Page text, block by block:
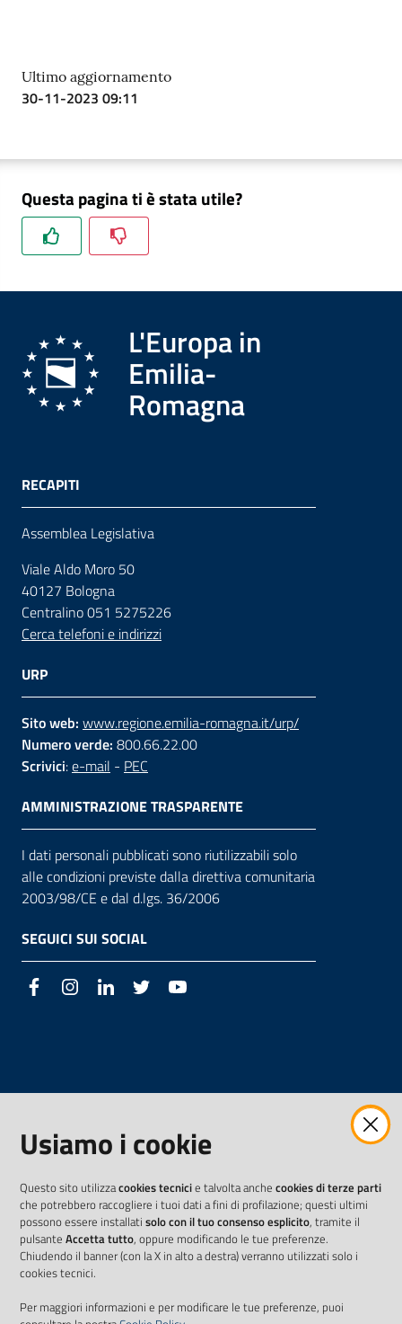
Ultimo aggiornamento
30-11-2023 09:11
Questa pagina ti è stata utile?
L'Europa in
Emilia-
Romagna
RECAPITI
Assemblea Legislativa
Viale Aldo Moro 50
40127 Bologna
Centralino 051 5275226
Cerca telefoni e indirizzi
URP
Sito web: www.regione.emilia-romagna.it/urp/
Numero verde: 800.66.22.00
Scrivici:e-mail - PEC
AMMINISTRAZIONE TRASPARENTE
I dati personali pubblicati sono riutilizzabili solo
alle condizioni previste dalla direttiva comunitaria
2003/98/CE e dal d.lgs. 36/2006
SEGUICI SUI SOCIAL
FacebookInstagramLinkedIn Twitter
Usiamo i cookie
Questo sito utilizzacookies tecnicie talvolta anche cookies di terze parti
che potrebbero raccogliere i tuoi dati a fini di profilazione; questi ultimi
possono essere installati solo con il tuo consenso esplicito, tramite il
pulsante Accetta tutto, oppure modificando le tue preferenze.
Chiudendo il banner (con la X in alto a destra) verranno utilizzati solo i
cookies tecnici.
Per maggiori informazioni e per modificare le tue preferenze, puoi